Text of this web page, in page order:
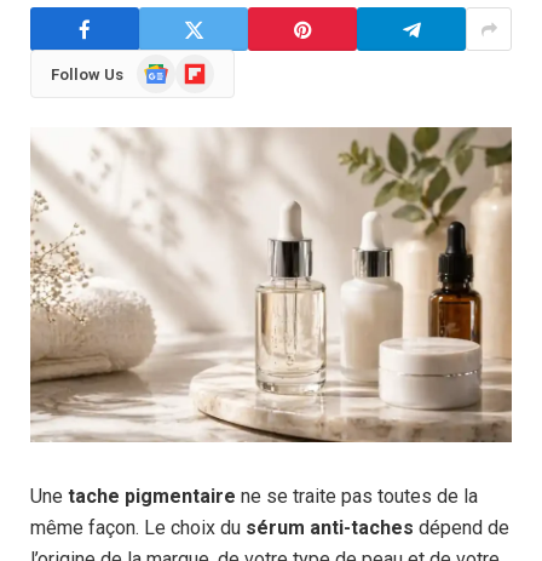
Follow Us
GoogleFlipboard
Une tache pigmentaire ne se traite pas toutes de la
même façon. Le choix du sérum anti-taches dépend de